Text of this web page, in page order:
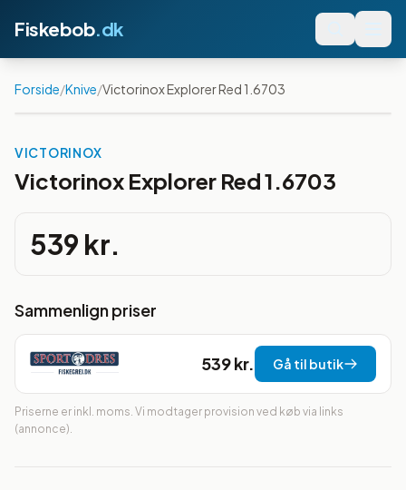
Fiskebob.dk
Forside/Knive/Victorinox Explorer Red 1.6703
VICTORINOX
Victorinox Explorer Red 1.6703
539 kr.
Sammenlign priser
539 kr. Gå til butik
Priserne er inkl. moms. Vi modtager provision ved køb via links
(annonce).